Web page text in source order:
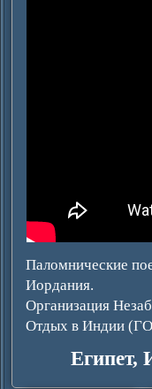
Паломнические
Иордания.
Организация
Отдых в Индии
Египет,